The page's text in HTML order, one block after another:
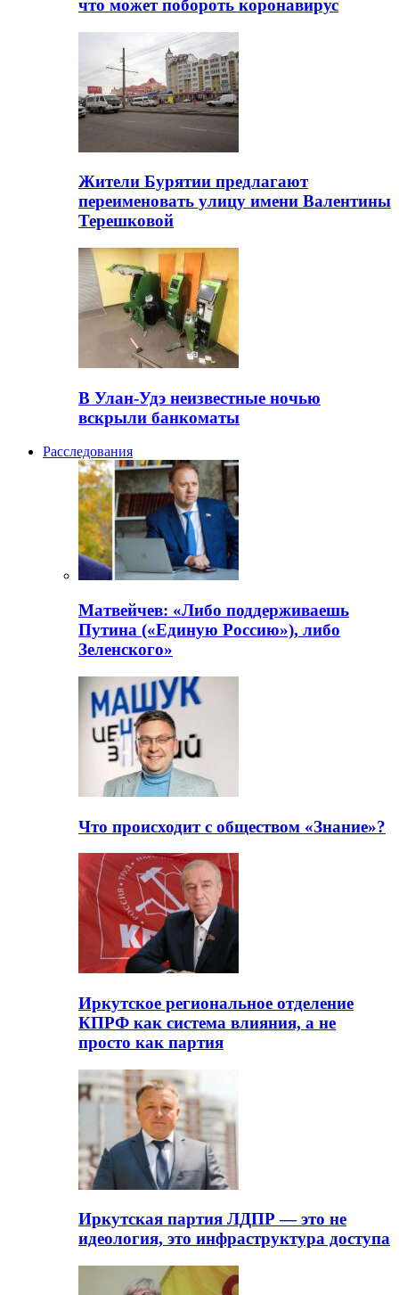
что может побороть коронавирус
Жители Бурятии предлагают
переименовать улицу имени Валентины
Терешковой
В Улан-Удэ неизвестные ночью
вскрыли банкоматы
Расследования
Матвейчев: «Либо поддерживаешь
Путина («Единую Россию»), либо
Зеленского»
Что происходит с обществом «Знание»?
Иркутское региональное отделение
КПРФ как система влияния, а не
просто как партия
Иркутская партия ЛДПР — это не
идеология, это инфраструктура доступа